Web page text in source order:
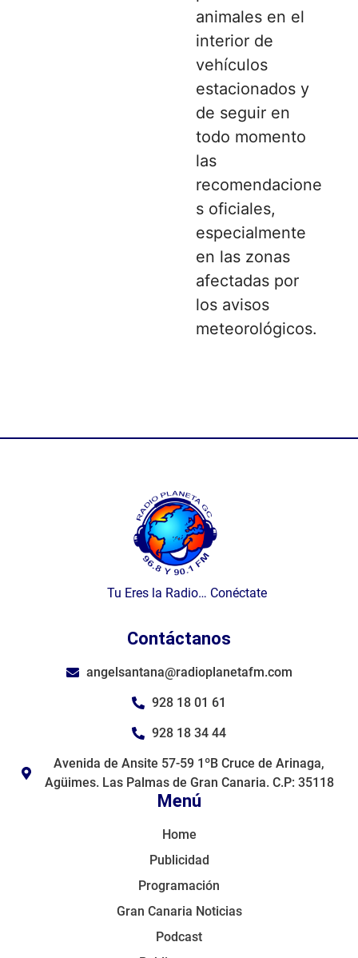
animales en el
interior de
vehículos
estacionados y
de seguir en
todo momento
las
recomendacione
s oficiales,
especialmente
en las zonas
afectadas por
los avisos
meteorológicos.
Tu Eres la Radio… Conéctate
Menú
Home
Publicidad
Programación
Gran Canaria Noticias
Podcast
Contáctanos
angelsantana@radioplanetafm.com
928 18 01 61
928 18 34 44
Avenida de Ansite 57-59 1ºB Cruce de Arinaga,
Agüimes. Las Palmas de Gran Canaria. C.P: 35118